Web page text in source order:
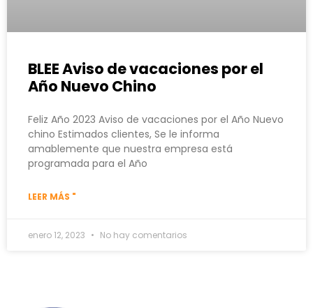
BLEE Aviso de vacaciones por el
Año Nuevo Chino
Feliz Año 2023 Aviso de vacaciones por el Año Nuevo
chino Estimados clientes, Se le informa
amablemente que nuestra empresa está
programada para el Año
LEER MÁS "
enero 12, 2023 No hay comentarios